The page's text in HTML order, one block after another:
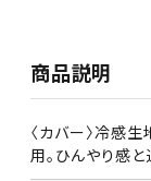
商品説明
〈カバー〉冷感
用。ひんやり感